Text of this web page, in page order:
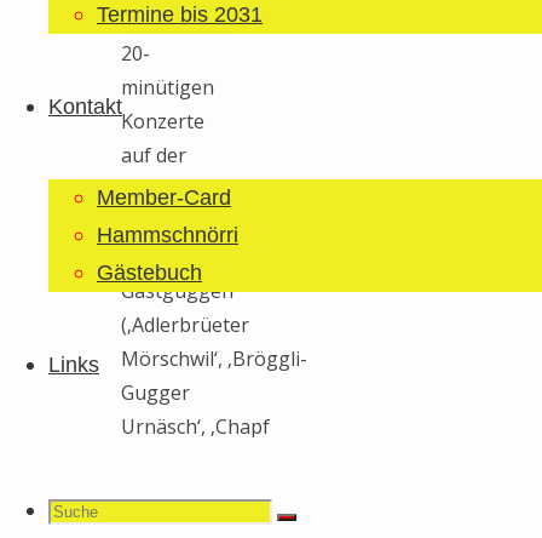
Termine bis 2031
Kontakt
Member-Card
Hammschnörri
Gästebuch
Links
Suche
Suchen
Suche
dann die je
20-
minütigen
Konzerte
auf der
MZA-
Bühne.
Gastguggen
(‚Adlerbrüeter
Mörschwil‘, ‚Bröggli-
Gugger
Urnäsch‘, ‚Chapf
Engelburg‘, ‚Dorfgwaggli
Herisau‘, ‚Guggehüpfer